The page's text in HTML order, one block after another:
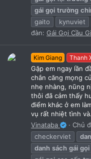
gái gọi trường
gaito
kynuviet
đàn: Gái Gọi Cầu
Kim Giang Thanh
Gặp em ngay lần
chắn căng mọng
nhẹ nhàng, nũng
thôi đã cảm thấy
điểm khác ở em
vụ rất nhiệt tình
Vinataba
Chủ
checkerviet
danh sách gái gọi